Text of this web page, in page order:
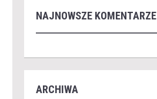
NAJNOWSZE KOMENTARZE
ARCHIWA